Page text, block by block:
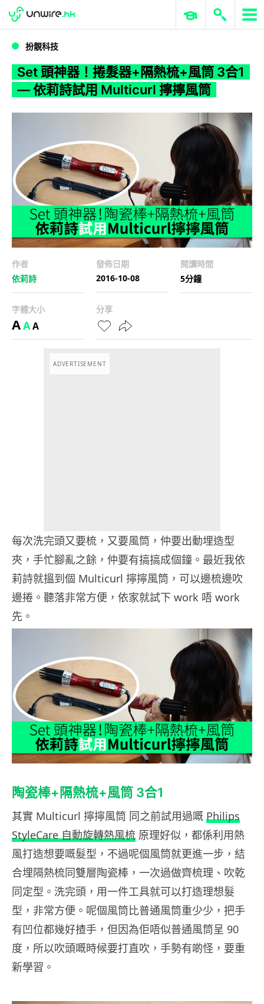
WWDC 2026 ERP 與商業 AI
扮靚科技
Set 頭神器！捲髮器+隔熱梳+風筒 3合1
— 依莉詩試用 Multicurl 擰擰風筒
作者
依莉詩
發佈日期
2016-10-08
閱讀時間
5分鐘
字體大小
AAA
分享
ADVERTISEMENT
每次洗完頭又要梳，又要風筒，仲要出動埋造型
夾，手忙腳亂之餘，仲要有搞搞成個鐘。最近我依
莉詩就搵到個 Multicurl 擰擰風筒，可以邊梳邊吹
邊捲。聽落非常方便，依家就試下 work 唔 work
先。
陶瓷棒+隔熱梳+風筒 3合1
其實 Multicurl 擰擰風筒 同之前試用過嘅 Philips
StyleCare 自動旋轉熱風梳 原理好似，都係利用熱
風打造想要嘅髮型，不過呢個風筒就更進一步，結
合埋隔熱梳同雙層陶瓷棒，一次過做齊梳理、吹乾
同定型。洗完頭，用一件工具就可以打造理想髮
型，非常方便。呢個風筒比普通風筒重少少，把手
有凹位都幾好揸手，但因為佢唔似普通風筒呈 90
度，所以吹頭嘅時候要打直吹，手勢有啲怪，要重
新學習。